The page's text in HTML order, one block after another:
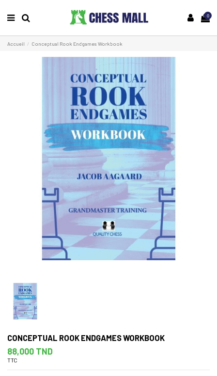
0
Accueil Conceptual Rook Endgames Workbook
CONCEPTUAL ROOK ENDGAMES WORKBOOK
88,000 TND
TTC